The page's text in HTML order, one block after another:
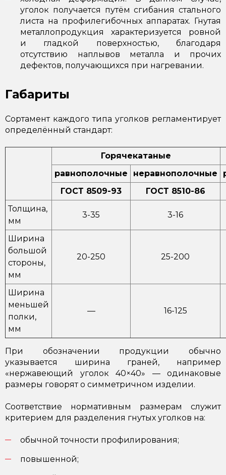
уголок получается путём сгибания стального
листа на профилегибочных аппаратах. Гнутая
металлопродукция характеризуется ровной
и гладкой поверхностью, благодаря
отсутствию наплывов металла и прочих
дефектов, получающихся при нагревании.
Габариты
Сортамент каждого типа уголков регламентирует
определённый стандарт:
Горячекатаные
равнополочные
неравнополочные
ГОСТ 8509-93
ГОСТ 8510-86
Толщина,
мм
3-35 3-16
Ширина
большой
стороны,
мм
20-250 25-200
Ширина
меньшей
полки,
мм
— 16-125
При обозначении продукции обычно
указывается ширина граней, например
«нержавеющий уголок 40×40» — одинаковые
размеры говорят о симметричном изделии.
Соответствие нормативным размерам служит
критерием для разделения гнутых уголков на:
обычной точности профилирования;
повышенной;